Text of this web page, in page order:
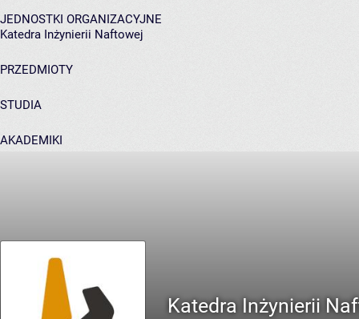
JEDNOSTKI ORGANIZACYJNE
Katedra Inżynierii Naftowej
PRZEDMIOTY
STUDIA
AKADEMIKI
Katedra Inżynierii